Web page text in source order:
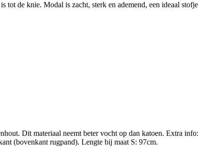
de knie. Modal is zacht, sterk en ademend, een ideaal
Dit materiaal neemt beter vocht op dan katoen. Extra
(bovenkant rugpand). Lengte bij maat S: 97cm.